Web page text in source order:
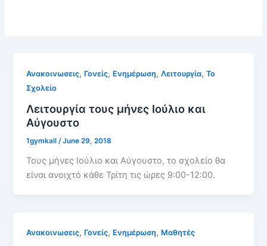
Ανακοινωσεις, Γονείς, Ενημέρωση,Λειτουργία,Το
Σχολείο
Λειτουργία τους μήνες Ιούλιο και
Αύγουστο
1gymkall /June 29, 2018
Τους μήνες Ιούλιο και Αύγουστο, το σχολείο θα
είναι ανοιχτό κάθε Τρίτη τις ώρες 9:00-12:00.
Ανακοινωσεις, Γονείς, Ενημέρωση, Μαθητές